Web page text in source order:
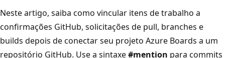
Neste artigo, saiba como vincular itens de trabalho a
confirmações GitHub, solicitações de pull, branches e
builds depois de conectar seu projeto Azure Boards a um
repositório GitHub. Use a sintaxe#mention para commits